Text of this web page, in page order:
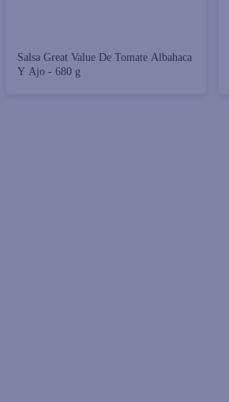
Salsa Great Value De Tomate Albahaca
Y Ajo - 680 g